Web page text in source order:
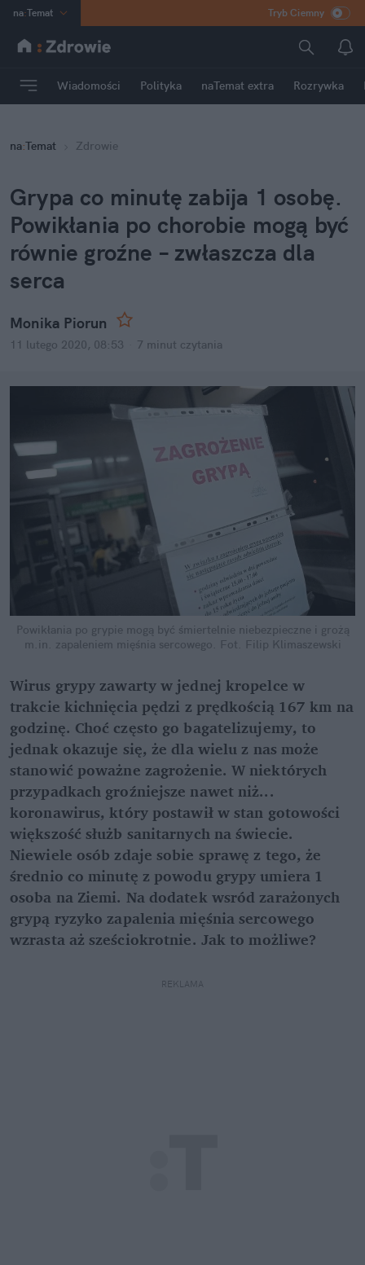
na:Temat
INN Poland
mama
Rozrywka
Tryb Ciemny
Wiadomości Polityka naTemat extra Rozrywka
na:Temat Zdrowie
Grypa co minutę zabija 1 osobę.
Powikłania po chorobie mogą być
równie groźne – zwłaszcza dla
serca
Monika Piorun
11 lutego 2020, 08:53 7 minut czytania
Powikłania po grypie mogą być śmiertelnie niebezpieczne i grożą
m.in. zapaleniem mięśnia sercowego. Fot. Filip Klimaszewski
Wirus grypy zawarty w jednej kropelce w
trakcie kichnięcia pędzi z prędkością 167 km na
godzinę. Choć często go bagatelizujemy, to
jednak okazuje się, że dla wielu z nas może
stanowić poważne zagrożenie. W niektórych
przypadkach groźniejsze nawet niż...
koronawirus, który postawił w stan gotowości
większość służb sanitarnych na świecie.
Niewiele osób zdaje sobie sprawę z tego, że
średnio co minutę z powodu grypy umiera 1
osoba na Ziemi. Na dodatek wsród zarażonych
grypą ryzyko zapalenia mięśnia sercowego
wzrasta aż sześciokrotnie. Jak to możliwe?
REKLAMA